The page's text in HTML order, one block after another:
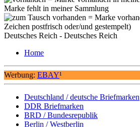
Marke fehlt in meiner Sammlung
= Marke
Zeichen postfrisch oder/und gestempelt)
Deutsches Reich - Deutsches Reich
Home
Werbung: EBAY¹
Deutschland / deutsche Briefmarken
DDR Briefmarken
BRD / Bundesrepublik
Berlin / Westberlin